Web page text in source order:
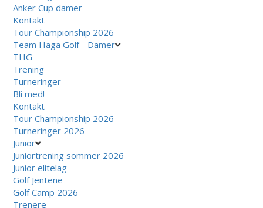
Anker Cup damer
Kontakt
Tour Championship 2026
Team Haga Golf - Damer
THG
Trening
Turneringer
Bli med!
Kontakt
Tour Championship 2026
Turneringer 2026
Junior
Juniortrening sommer 2026
Junior elitelag
Golf Jentene
Golf Camp 2026
Trenere